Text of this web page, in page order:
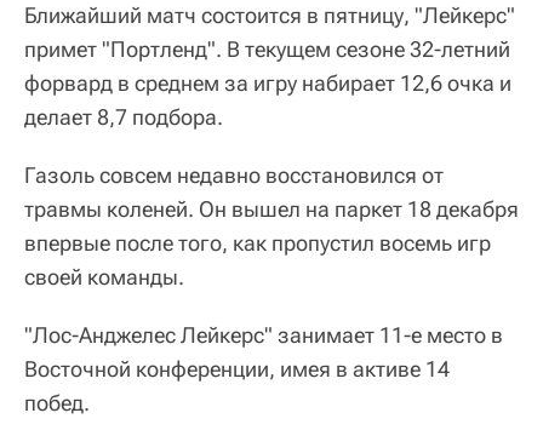
Ближайший матч состоится в пятницу, "Лейкерс"
примет "Портленд". В текущем сезоне 32-летний
форвард в среднем за игру набирает 12,6 очка и
делает 8,7 подбора.
Газоль совсем недавно восстановился от
травмы коленей. Он вышел на паркет 18 декабря
впервые после того, как пропустил восемь игр
своей команды.
"Лос-Анджелес Лейкерс" занимает 11-е место в
Восточной конференции, имея в активе 14
побед.